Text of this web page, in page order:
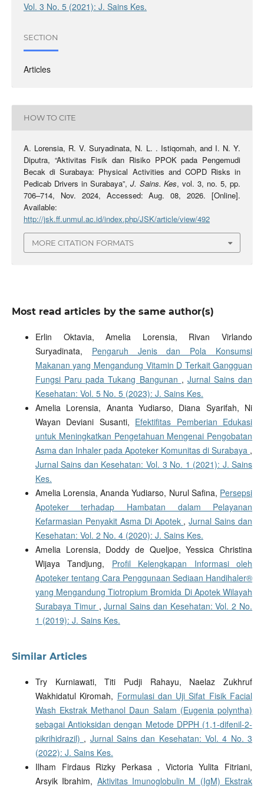
Vol. 3 No. 5 (2021): J. Sains Kes.
SECTION
Articles
HOW TO CITE
A. Lorensia, R. V. Suryadinata, N. L. . Istiqomah, and I. N. Y.
Diputra, “Aktivitas Fisik dan Risiko PPOK pada Pengemudi
Becak di Surabaya: Physical Activities and COPD Risks in
Pedicab Drivers in Surabaya”, J. Sains. Kes, vol. 3, no. 5, pp.
706–714, Nov. 2024, Accessed: Aug. 08, 2026. [Online].
Available:
http://jsk.ff.unmul.ac.id/index.php/JSK/article/view/492
MORE CITATION FORMATS
Most read articles by the same author(s)
Erlin Oktavia, Amelia Lorensia, Rivan Virlando
Suryadinata, Pengaruh Jenis dan Pola Konsumsi
Makanan yang Mengandung Vitamin D Terkait Gangguan
Fungsi Paru pada Tukang Bangunan , Jurnal Sains dan
Kesehatan: Vol. 5 No. 5 (2023): J. Sains Kes.
Amelia Lorensia, Ananta Yudiarso, Diana Syarifah, Ni
Wayan Deviani Susanti, Efektifitas Pemberian Edukasi
untuk Meningkatkan Pengetahuan Mengenai Pengobatan
Asma dan Inhaler pada Apoteker Komunitas di Surabaya ,
Jurnal Sains dan Kesehatan: Vol. 3 No. 1 (2021): J. Sains
Kes.
Amelia Lorensia, Ananda Yudiarso, Nurul Safina, Persepsi
Apoteker terhadap Hambatan dalam Pelayanan
Kefarmasian Penyakit Asma Di Apotek ,Jurnal Sains dan
Kesehatan: Vol. 2 No. 4 (2020): J. Sains Kes.
Amelia Lorensia, Doddy de Queljoe, Yessica Christina
Wijaya Tandjung, Profil Kelengkapan Informasi oleh
Apoteker tentang Cara Penggunaan Sediaan Handihaler®
yang Mengandung Tiotropium Bromida Di Apotek Wilayah
Surabaya Timur ,Jurnal Sains dan Kesehatan: Vol. 2 No.
1 (2019): J. Sains Kes.
Similar Articles
Try Kurniawati, Titi Pudji Rahayu, Naelaz Zukhruf
Wakhidatul Kiromah, Formulasi dan Uji Sifat Fisik Facial
Wash Ekstrak Methanol Daun Salam (Eugenia polyntha)
sebagai Antioksidan dengan Metode DPPH (1,1-difenil-2-
pikrihidrazil) , Jurnal Sains dan Kesehatan: Vol. 4 No. 3
(2022): J. Sains Kes.
Ilham Firdaus Rizky Perkasa , Victoria Yulita Fitriani,
Arsyik Ibrahim, Aktivitas Imunoglobulin M (IgM) Ekstrak